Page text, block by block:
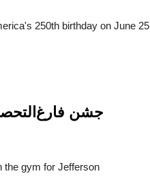
250th birthday on June 25
جشن
the gym for Jefferson